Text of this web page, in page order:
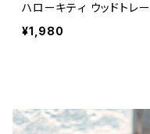
ハローキティ ウッドトレー
¥1,980